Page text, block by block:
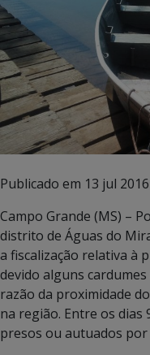
Publicado em 13 jul 2016
Campo Grande (MS) –
distrito de Águas do
a fiscalização relativa à
devido alguns
razão da proximidade
na região. Entre os dias
presos ou autuados por